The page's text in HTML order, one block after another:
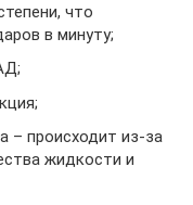
что
в минуту;
– происходит из-за
жидкости и